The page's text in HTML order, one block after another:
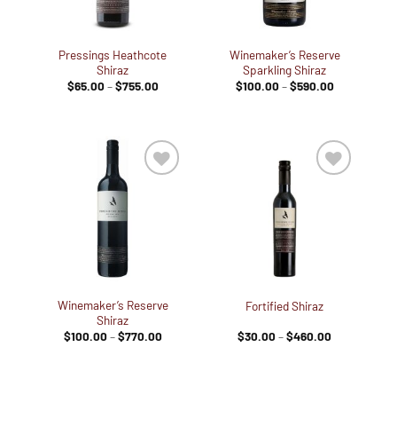
Pressings Heathcote
Shiraz
$65.00 –$755.00Preisspanne:
Winemaker’s Reserve
Sparkling Shiraz
$100.00 –$590.00
Wunschliste
hinzufügen
Winemaker’s Reserve
Shiraz
$100.00 –$770.00Preisspanne:
Wunschliste
hinzufügen
Fortified Shiraz
$30.00–$460.00